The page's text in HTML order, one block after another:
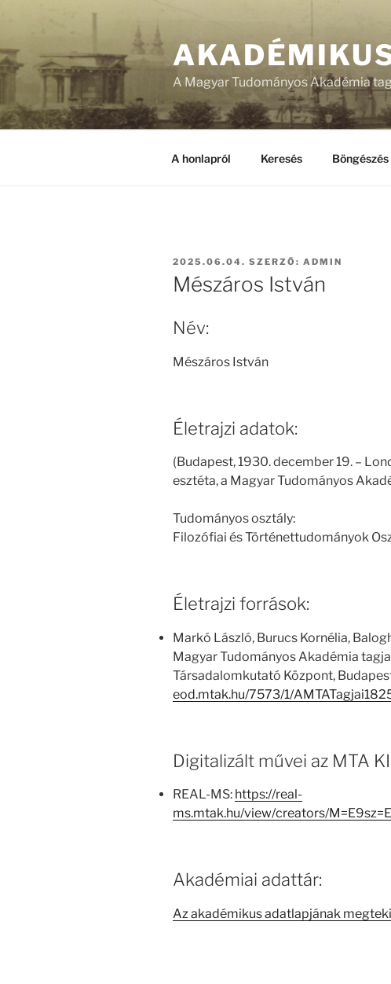
A Magyar Tudományos Akadémia
A honlapról Keresés Böngészés
BEKÜLDVE:
2025.06.04. SZERZŐ: ADMIN
Mészáros István
Név:
Mészáros István
Életrajzi adatok:
(Budapest, 1930. december 19. –
esztéta, a Magyar Tudományos
Tudományos osztály:
Filozófiai és Történettudományok
Életrajzi források:
Markó László, Burucs Kornélia,
Magyar Tudományos Akadémia
Társadalomkutató Központ,
eod.mtak.hu/7573/1/
Digitalizált művei az MTA
REAL-MS: https://real-
ms.mtak.hu/view/creators/
Akadémiai adattár:
Az akadémikus adatlapjának